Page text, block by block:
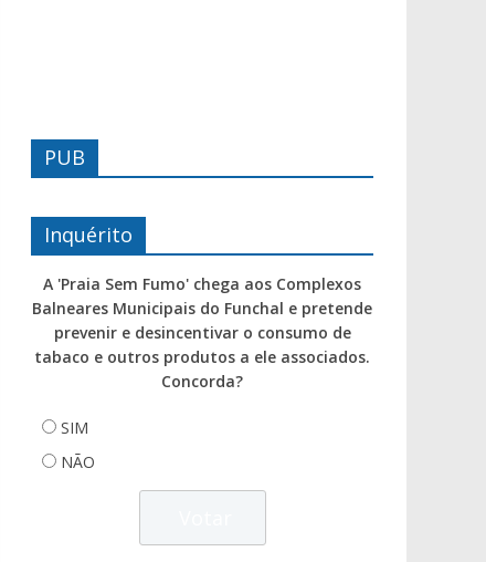
PUB
Inquérito
A 'Praia Sem Fumo' chega aos Complexos
Balneares Municipais do Funchal e pretende
prevenir e desincentivar o consumo de
tabaco e outros produtos a ele associados.
Concorda?
SIM
NÃO